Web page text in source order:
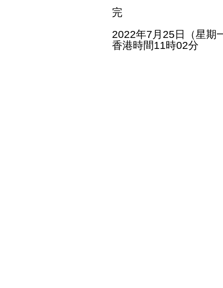
完
2022年7月25日（星期
香港時間11時02分